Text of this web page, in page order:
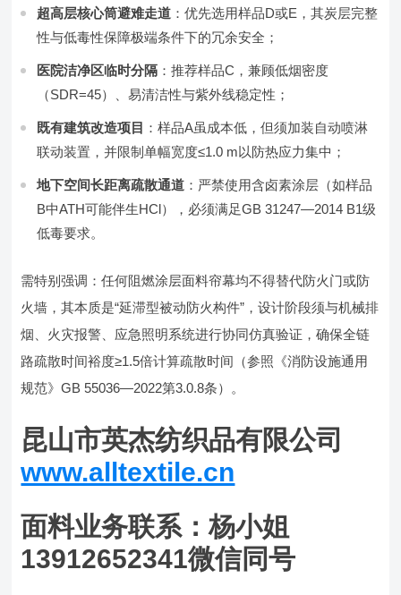
超高层核心筒避难走道 ：优先选用样品D或E，其炭层完整
性与低毒性保障极端条件下的冗余安全；
医院洁净区临时分隔 ：推荐样品C，兼顾低烟密度
（SDR=45）、易清洁性与紫外线稳定性；
既有建筑改造项目 ：样品A虽成本低，但须加装自动喷淋
联动装置，并限制单幅宽度≤1.0 m以防热应力集中；
地下空间长距离疏散通道 ：严禁使用含卤素涂层（如样品
B中ATH可能伴生HCl），必须满足GB 31247—2014 B1级
低毒要求。
需特别强调：任何阻燃涂层面料帘幕均不得替代防火门或防
火墙，其本质是“延滞型被动防火构件”，设计阶段须与机械排
烟、火灾报警、应急照明系统进行协同仿真验证，确保全链
路疏散时间裕度≥1.5倍计算疏散时间（参照《消防设施通用
规范》GB 55036—2022第3.0.8条）。
昆山市英杰纺织品有限公司
www.alltextile.cn
面料业务联系：杨小姐
13912652341微信同号